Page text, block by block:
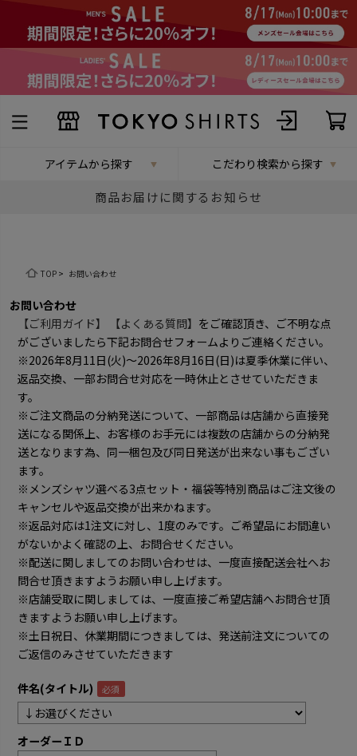
アイテムから探す こだわり検索から探す
商品お届けに関するお知らせ
TOP> お問い合わせ
お問い合わせ
【ご利用ガイド】
【よくある質問】 をご確認頂き、ご不明な点
がございましたら下記お問合せフォームよりご連絡ください。
※2026年8月11日(火)～2026年8月16日(日)は夏季休業に伴い、
返品交換、一部お問合せ対応を一時休止とさせていただきま
す。
※ご注文商品の分納発送について、一部商品は店舗から直接発
送になる関係上、お客様のお手元には複数の店舗からの分納発
送となります為、同一梱包及び同日発送が出来ない事もござい
ます。
※メンズシャツ選べる3点セット・福袋等特別商品はご注文後の
キャンセルや返品交換が出来かねます。
※返品対応は1注文に対し、1度のみです。ご希望品にお間違い
がないかよく確認の上、お問合せください。
※配送に関しましてのお問い合わせは、一度直接配送会社へお
問合せ頂きますようお願い申し上げます。
※店舗受取に関しましては、一度直接ご希望店舗へお問合せ頂
きますようお願い申し上げます。
※土日祝日、休業期間につきましては、発送前注文についての
ご返信のみさせていただきます
件名(タイトル)
オーダーＩＤ